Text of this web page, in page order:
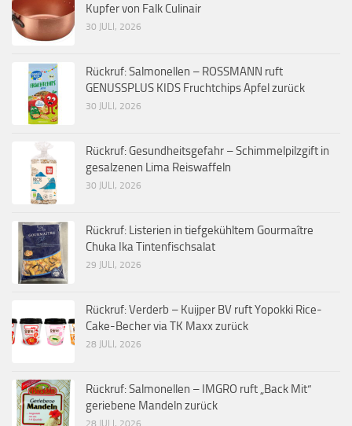
Kupfer von Falk Culinair
30 JULI, 2026
Rückruf: Salmonellen – ROSSMANN ruft
GENUSSPLUS KIDS Fruchtchips Apfel zurück
30 JULI, 2026
Rückruf: Gesundheitsgefahr – Schimmelpilzgift in
gesalzenen Lima Reiswaffeln
30 JULI, 2026
Rückruf: Listerien in tiefgekühltem Gourmaître
Chuka Ika Tintenfischsalat
29 JULI, 2026
Rückruf: Verderb – Kuijper BV ruft Yopokki Rice-
Cake-Becher via TK Maxx zurück
28 JULI, 2026
Rückruf: Salmonellen – IMGRO ruft „Back Mit“
geriebene Mandeln zurück
28 JULI, 2026